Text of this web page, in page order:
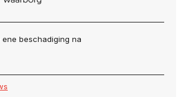
beschadiging na